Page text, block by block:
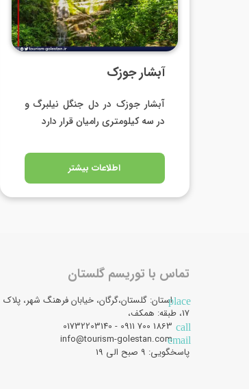
آبشار جوزک
آبشار جوزک در دل جنگل نیلبرگ و
در سه کیلومتری رامیان قرار دارد
اطلاعات بیشتر
تماس با توریسم گلستان
placeاستان: گلستان،گرگان، خیابان فرهنگ شهر، پلاک
17، طبقه: همکف،
call
email
info@tourism-golestan.com
پاسخگویی: ۹ صبح الی 19